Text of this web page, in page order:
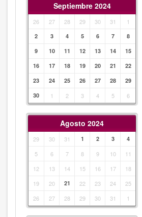
Septiembre 2024
26 27 28 29 30 31 1
2 3 4 5 6 7
8
9
10 11 12 13 14
15
16
17 18 19 20 21
22
23
24 25 26 27 28
29
30
1 2 3 4 5 6
Agosto 2024
29 30 31 1 2 3 4
5 6 7 8 9 10
11
12
13 14 15 16 17
18
19
20 21 22 23 24
25
26
27 28 29 30 31 1